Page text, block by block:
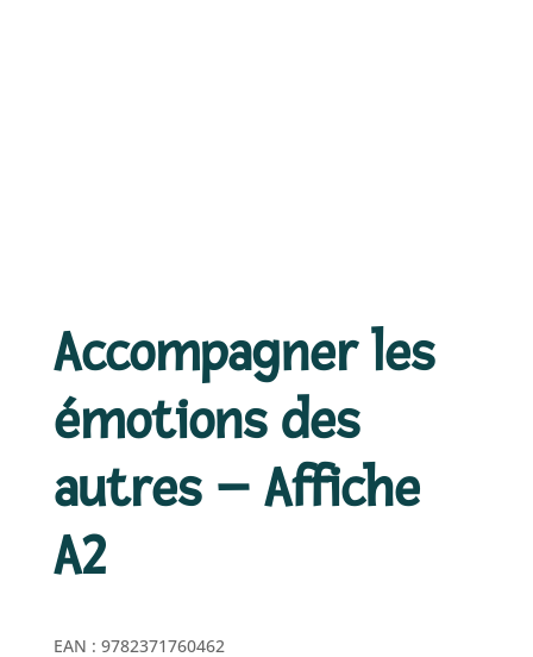
Accompagner les
émotions des
autres – Affiche
A2
EAN : 9782371760462